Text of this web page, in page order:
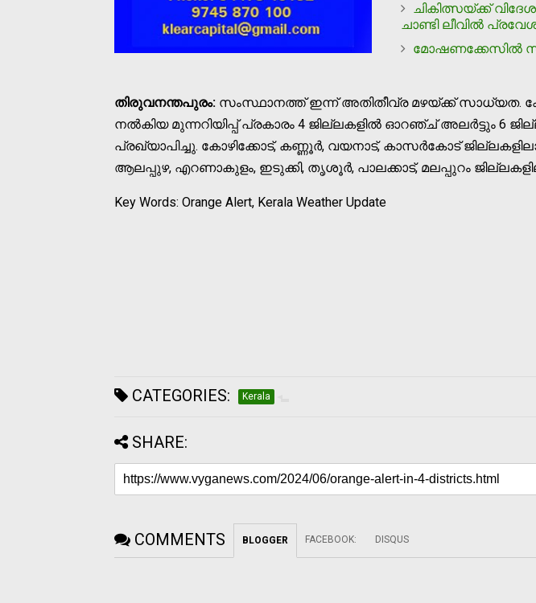
ചികിത്സയ്ക്ക്
ചാണ്ടി ലീവിൽ
മോഷണക്കേസില്‍
തിരുവനന്തപുരം: സംസ്ഥാനത്ത് ഇന്ന് അതിതീവ്ര മഴയ്ക്ക് സാധ്യത.
നല്‍കിയ മുന്നറിയിപ്പ് പ്രകാരം 4 ജില്ലകളില്‍ ഓറഞ്ച് അലര്‍ട്ടും 6
പ്രഖ്യാപിച്ചു. കോഴിക്കോട്, കണ്ണൂര്‍, വയനാട്, കാസര്‍കോട്
ആലപ്പുഴ, എറണാകുളം, ഇടുക്കി, തൃശൂര്‍, പാലക്കാട്, മലപ്പുറം
Key Words: Orange Alert, Kerala Weather Update
CATEGORIES: Kerala
SHARE:
COMMENTS BLOGGER FACEBOOK: DISQUS